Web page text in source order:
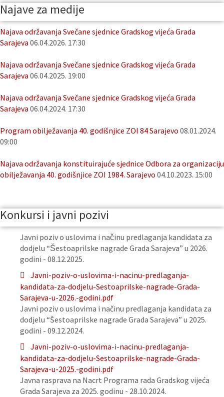
Najave za medije
Najava održavanja Svečane sjednice Gradskog vijeća Grada
Sarajeva 06.04.2026. 17:30
Najava održavanja Svečane sjednice Gradskog vijeća Grada
Sarajeva 06.04.2025. 19:00
Najava održavanja Svečane sjednice Gradskog vijeća Grada
Sarajeva 06.04.2024. 17:30
Program obilježavanja 40. godišnjice ZOI 84 Sarajevo 08.01.2024.
09:00
Najava održavanja konstituirajuće sjednice Odbora za organizaciju
obilježavanja 40. godišnjice ZOI 1984. Sarajevo 04.10.2023. 15:00
Konkursi i javni pozivi
Javni poziv o uslovima i načinu predlaganja kandidata za
dodjelu “Šestoaprilske nagrade Grada Sarajeva” u 2026.
godini - 08.12.2025.
Javni-poziv-o-uslovima-i-nacinu-predlaganja-
kandidata-za-dodjelu-Sestoaprilske-nagrade-Grada-
Sarajeva-u-2026.-godini.pdf
Javni poziv o uslovima i načinu predlaganja kandidata za
dodjelu “Šestoaprilske nagrade Grada Sarajeva” u 2025.
godini - 09.12.2024.
Javni-poziv-o-uslovima-i-nacinu-predlaganja-
kandidata-za-dodjelu-Sestoaprilske-nagrade-Grada-
Sarajeva-u-2025.-godini.pdf
Javna rasprava na Nacrt Programa rada Gradskog vijeća
Grada Sarajeva za 2025. godinu - 28.10.2024.